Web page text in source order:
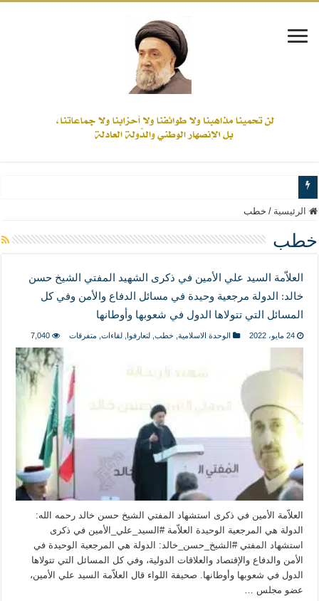
www.alamine.net
مواقف وآراء العلاّمة السيد علي الأمين من الأحداث والقضايا - اضغط للاطلاع
علاقات المذاهب والأديان لا يجوز أن تكون على حساب الأوطان
لن تحمينا مذاهبنا ولا طوائفنا ولا أحزابنا ولا جماعاتنا، بل الإنصهار الوطني والدولة
المذاهب ليست قدرًا لا يمكن تجاوزه
ليست المنفعة تأتي من إسلامية النّظام كما لا تأتي المضرة من مسيحية النظام
المتهاون بوطنه متهاون بدينه حتماً
نسج العلاقة مع الآخر تكون من خلال منظومة القيم و المبادئ الانسانية التي تجعل
الرئيسية / خطب
خطب
العلاّمة السيد علي الأمين في ذكرى الشهيد المفتي الشيخ حسن
خالد: الدولة مرجعية وحيدة في مسائل الدفاع والأمن وفي كل
المسائل التي تتولاها الدول في شعوبها وأوطانها
24 مايو، 2022 الوحدة الاسلامية, خطب, لتعارفوا لقاءات, متفرقات 7,040
العلاّمة الأمين في ذكرى استشهاد المفتي الشيخ حسن خالد رحمه الله:
الدولة هي المرجعية الوحيدة العلاّمة #السيد_علي_الأمين في ذكرى
استشهاد المفتي #الشيخ_حسن_خالد: الدولة هي المرجعية الوحيدة في
الأمن والدفاع والإقتصاد والعلاقات الدولية، وفي كل المسائل التي تتولاها
الدول في شعوبها وأوطانها. صحيفة اللواء قال العلاّمة السيد علي الأمين،
عضو مجلس …